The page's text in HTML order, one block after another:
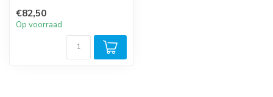
€82,50
Op voorraad